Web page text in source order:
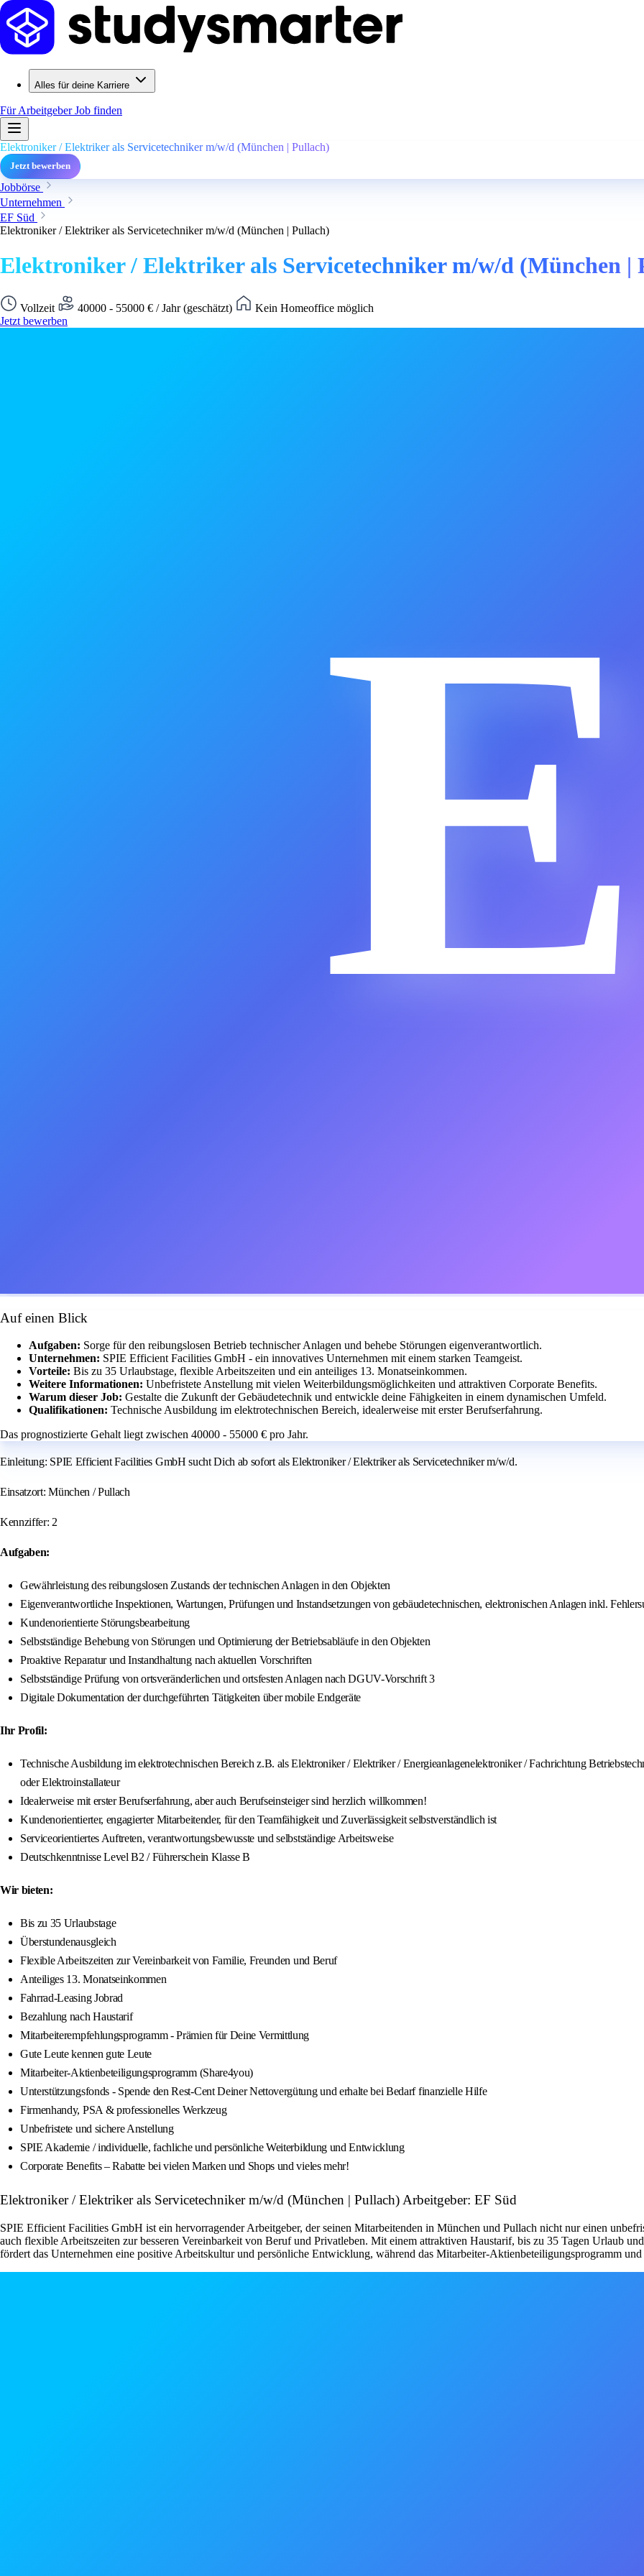
Alles für deine Karriere
Für ArbeitgeberJob finden
Elektroniker / Elektriker als Servicetechniker m/w/d (München | Pullach)
Jetzt bewerben
Jobbörse
Unternehmen
EF Süd
Elektroniker / Elektriker als Servicetechniker m/w/d (München | Pullach)
Elektroniker / Elektriker als Servicetechniker m/w/d (München |
Vollzeit 40000 - 55000 € / Jahr (geschätzt)
Kein Homeoffice möglich
Jetzt bewerben
E
Auf einen Blick
Aufgaben: Sorge für den reibungslosen Betrieb technischer Anlagen und behebe Störungen eigenverantwortlich.
Unternehmen: SPIE Efficient Facilities GmbH - ein innovatives Unternehmen mit einem starken Teamgeist.
Vorteile: Bis zu 35 Urlaubstage, flexible Arbeitszeiten und ein anteiliges 13. Monatseinkommen.
Weitere Informationen: Unbefristete Anstellung mit vielen Weiterbildungsmöglichkeiten und attraktiven Corporate Benefits.
Warum dieser Job: Gestalte die Zukunft der Gebäudetechnik und entwickle deine Fähigkeiten in einem dynamischen Umfeld.
Qualifikationen: Technische Ausbildung im elektrotechnischen Bereich, idealerweise mit erster Berufserfahrung.
Das prognostizierte Gehalt liegt zwischen 40000 - 55000 € pro Jahr.
Einleitung: SPIE Efficient Facilities GmbH sucht Dich ab sofort als Elektroniker / Elektriker als Servicetechniker m/w/d.
Einsatzort: München / Pullach
Kennziffer: 2
Aufgaben:
Gewährleistung des reibungslosen Zustands der technischen Anlagen in den Objekten
Eigenverantwortliche Inspektionen, Wartungen, Prüfungen und Instandsetzungen von gebäudetechnischen, elektronischen Anlagen inkl.
Kundenorientierte Störungsbearbeitung
Selbstständige Behebung von Störungen und Optimierung der Betriebsabläufe in den Objekten
Proaktive Reparatur und Instandhaltung nach aktuellen Vorschriften
Selbstständige Prüfung von ortsveränderlichen und ortsfesten Anlagen nach DGUV-Vorschrift 3
Digitale Dokumentation der durchgeführten Tätigkeiten über mobile Endgeräte
Ihr Profil:
Technische Ausbildung im elektrotechnischen Bereich z.B. als Elektroniker / Elektriker / Energieanlagenelektroniker / Fachrichtung
oder Elektroinstallateur
Idealerweise mit erster Berufserfahrung, aber auch Berufseinsteiger sind herzlich willkommen!
Kundenorientierter, engagierter Mitarbeitender, für den Teamfähigkeit und Zuverlässigkeit selbstverständlich ist
Serviceorientiertes Auftreten, verantwortungsbewusste und selbstständige Arbeitsweise
Deutschkenntnisse Level B2 / Führerschein Klasse B
Wir bieten:
Bis zu 35 Urlaubstage
Überstundenausgleich
Flexible Arbeitszeiten zur Vereinbarkeit von Familie, Freunden und Beruf
Anteiliges 13. Monatseinkommen
Fahrrad-Leasing Jobrad
Bezahlung nach Haustarif
Mitarbeiterempfehlungsprogramm - Prämien für Deine Vermittlung
Gute Leute kennen gute Leute
Mitarbeiter-Aktienbeteiligungsprogramm (Share4you)
Unterstützungsfonds - Spende den Rest-Cent Deiner Nettovergütung und erhalte bei Bedarf finanzielle Hilfe
Firmenhandy, PSA & professionelles Werkzeug
Unbefristete und sichere Anstellung
SPIE Akademie / individuelle, fachliche und persönliche Weiterbildung und Entwicklung
Corporate Benefits – Rabatte bei vielen Marken und Shops und vieles mehr!
Elektroniker / Elektriker als Servicetechniker m/w/d (München | Pullach) Arbeitgeber: EF Süd
SPIE Efficient Facilities GmbH ist ein hervorragender Arbeitgeber, der seinen Mitarbeitenden in München und Pullach nicht nur einen
auch flexible Arbeitszeiten zur besseren Vereinbarkeit von Beruf und Privatleben. Mit einem attraktiven Haustarif, bis zu 35 Tagen Urlaub
fördert das Unternehmen eine positive Arbeitskultur und persönliche Entwicklung, während das Mitarbeiter-Aktienbeteiligungsprogramm